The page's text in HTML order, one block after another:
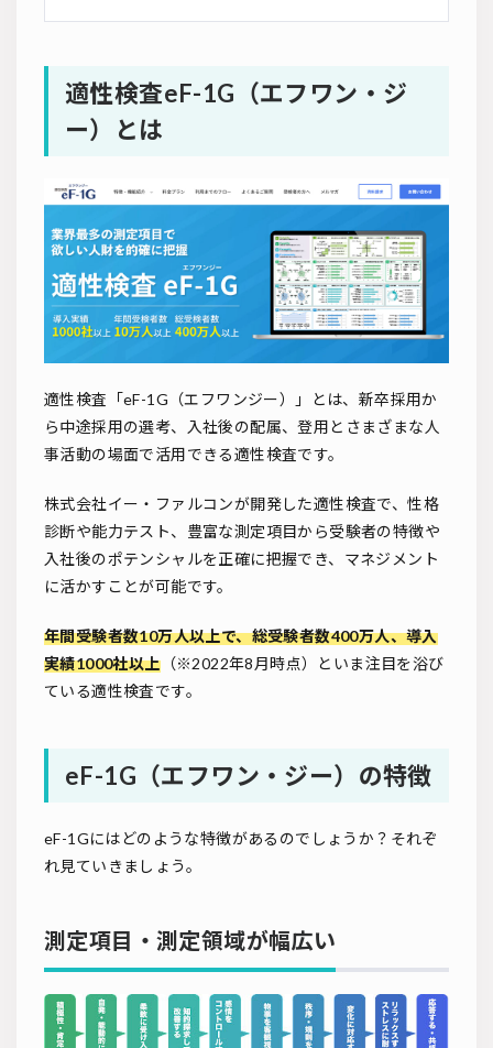
適性検査eF-1G（エフワン・ジ
ー）とは
適性検査「eF-1G（エフワンジー）」とは、新卒採用か
ら中途採用の選考、入社後の配属、登用とさまざまな人
事活動の場面で活用できる適性検査です。
株式会社イー・ファルコンが開発した適性検査で、性格
診断や能力テスト、豊富な測定項目から受験者の特徴や
入社後のポテンシャルを正確に把握でき、マネジメント
に活かすことが可能です。
年間受験者数10万人以上で、総受験者数400万人、導入
実績1000社以上（※2022年8月時点）といま注目を浴び
ている適性検査です。
eF-1G（エフワン・ジー）の特徴
eF-1Gにはどのような特徴があるのでしょうか？それぞ
れ見ていきましょう。
測定項目・測定領域が幅広い